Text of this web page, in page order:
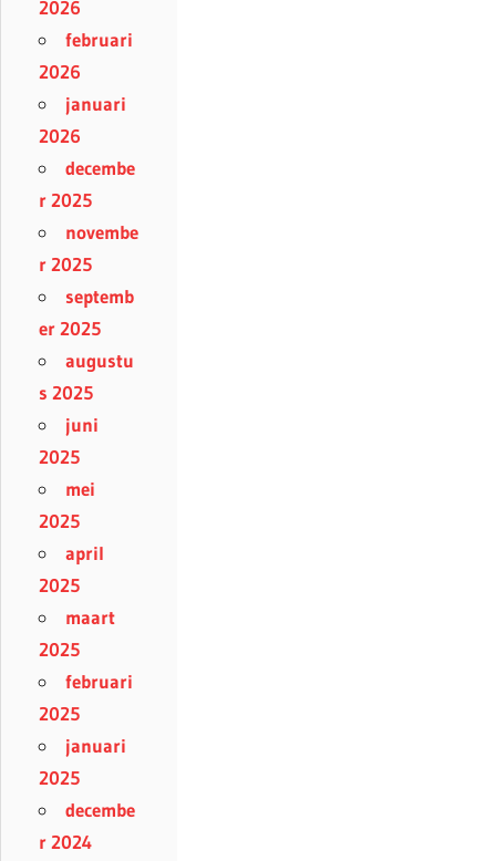
2026
februari
2026
januari
2026
decembe
r 2025
novembe
r 2025
septemb
er 2025
augustu
s 2025
juni
2025
mei
2025
april
2025
maart
2025
februari
2025
januari
2025
decembe
r 2024